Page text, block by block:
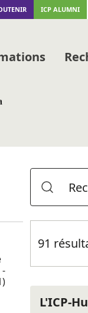
ICP ALUMNI
91
L'ICP-